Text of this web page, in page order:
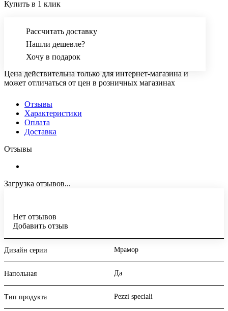
Купить в 1 клик
Рассчитать доставку
Нашли дешевле?
Хочу в подарок
Цена действительна только для интернет-магазина и
может отличаться от цен в розничных магазинах
Отзывы
Характеристики
Оплата
Доставка
Отзывы
Загрузка отзывов...
Нет отзывов
Добавить отзыв
Дизайн серии Мрамор
Напольная Да
Тип продукта Pezzi speciali